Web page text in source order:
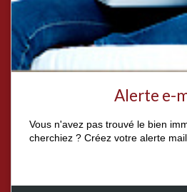
Alerte e-
Vous n'avez pas trouvé le bien
cherchiez ? Créez votre alerte